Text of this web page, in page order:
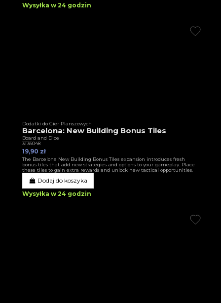
Wysyłka w 24 godzin
Dodatki do Gier Planszowych
Barcelona: New Building Bonus Tiles
Board and Dice
3T36048
19,90 zł
The Barcelona New Building Bonus Tiles expansion introduces fresh
bonus tiles that add new strategies and options to your gameplay. Place
these tiles to gain extra rewards and unlock new tactical opportunities.
Dodaj do koszyka
Wysyłka w 24 godzin